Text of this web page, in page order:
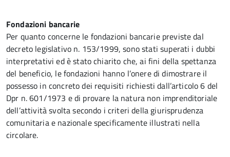
Fondazioni bancarie
Per quanto concerne le fondazioni bancarie previste dal
decreto legislativo n. 153/1999, sono stati superati i dubbi
interpretativi ed è stato chiarito che, ai fini della spettanza
del beneficio, le fondazioni hanno l’onere di dimostrare il
possesso in concreto dei requisiti richiesti dall’articolo 6 del
Dpr n. 601/1973 e di provare la natura non imprenditoriale
dell’attività svolta secondo i criteri della giurisprudenza
comunitaria e nazionale specificamente illustrati nella
circolare.